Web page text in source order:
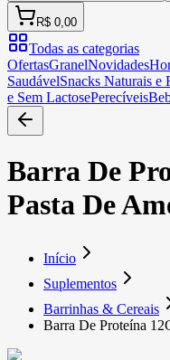
R$ 0,00
Todas as categorias
OfertasGranelNovidades
SaudávelSnacks Naturais e
e Sem LactosePerecíveis
Barra De
Pasta De
Início
Suplementos
Barrinhas & Cereais
Barra De Proteína